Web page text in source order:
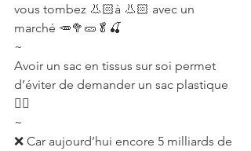
vous tombez 👃🏻à 👃🏻 avec un
marché 🥕🥦🥒🥬🍒
~
Avoir un sac en tissus sur soi permet
d’éviter de demander un sac plastique
👍🏻
~
❌ Car aujourd’hui encore 5 milliards de